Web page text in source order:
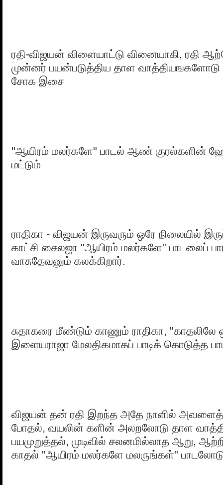
ரதி-விஜயன் விளையாட்டு வினையாகி, ரதி
முன்னர் பயன்படுத்திய தாள
சோக இசை
"ஆயிரம் மலர்களே" பாடல் ஆண் குரல்களின்
மட்டும்
ராதிகா - விஜயன் இருவரும் ஒரே நிலையில்
காட்சி சைலஜா "ஆயிரம் மலர்களே" பாடலைப்
வாசுதேவனும் கலக்கிறார்.
சுதாகரை மீண்டும் காணும் ராதிகா,
இளையராஜா மேலதிகமாகப் பாடிக் கொடுத்த
விஜயன் தன் ரதி இறந்த அதே நாளில் அவளைத்
போதல், வயலின் களின் அலறலோடு தாள
பயமுறுத்தல், முடிவில் சலனமில்லாத ஆறு,
காதல் "ஆயிரம் மலர்களே மலருங்கள்" பாடலோடு